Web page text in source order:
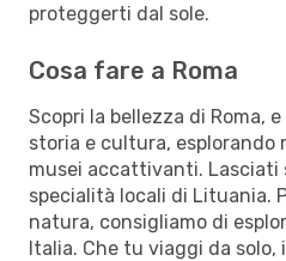
proteggerti dal sole.
Cosa fare a Roma
Scopri la bellezza di Roma,
storia e cultura, esplorando
musei accattivanti. Lasciati
specialità locali di Lituania.
natura, consigliamo di
Italia. Che tu viaggi da solo,